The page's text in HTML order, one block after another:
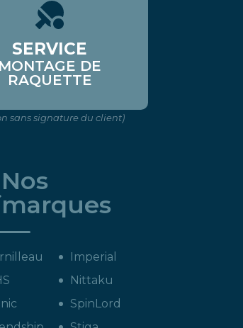
SERVICE
MONTAGE DE
RAQUETTE
sans signature du client)
Nos
marques
Imperial
Nittaku
SpinLord